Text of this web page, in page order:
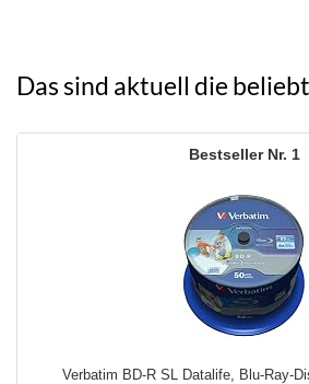
Das sind aktuell die
1
Verbatim BD-R SL Datalife, Blu-Ray-